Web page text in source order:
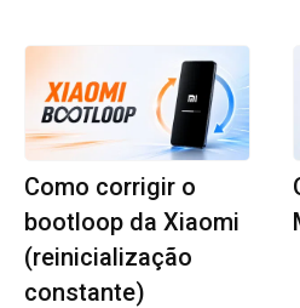
Como corrigir o
bootloop da Xiaomi
(reinicialização
constante)